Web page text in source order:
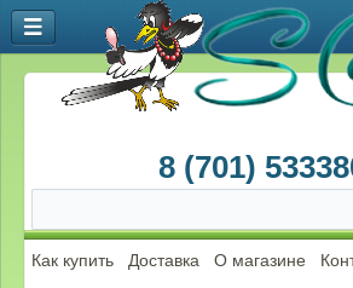
8 (701)
Как купить Доставка О магазине